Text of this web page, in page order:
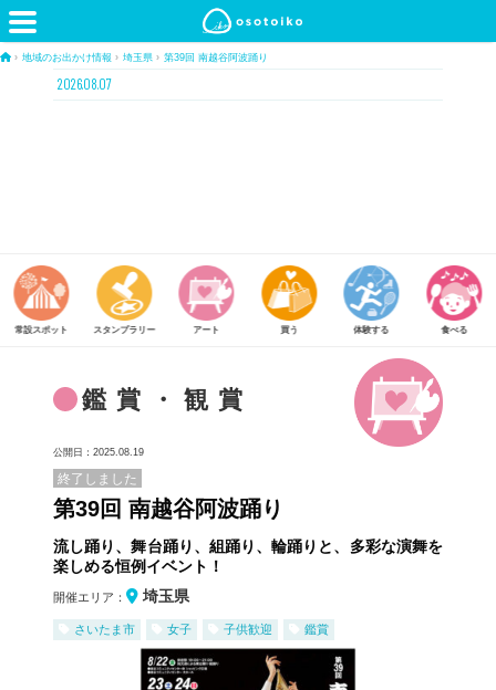
› 地域のお出かけ情報 › 埼玉県 › 第39回 南越谷阿波踊り
2026.08.07
設スポット スタンプラリー アート 体験する 食べる
鑑賞・観賞
公開日：2025.08.19
終了しました
第39回 南越谷阿波踊り
流し踊り、舞台踊り、組踊り、輪踊りと、多彩な演舞を
楽しめる恒例イベント！
開催エリア： 埼玉県
さいたま市 女子 子供歓迎 鑑賞